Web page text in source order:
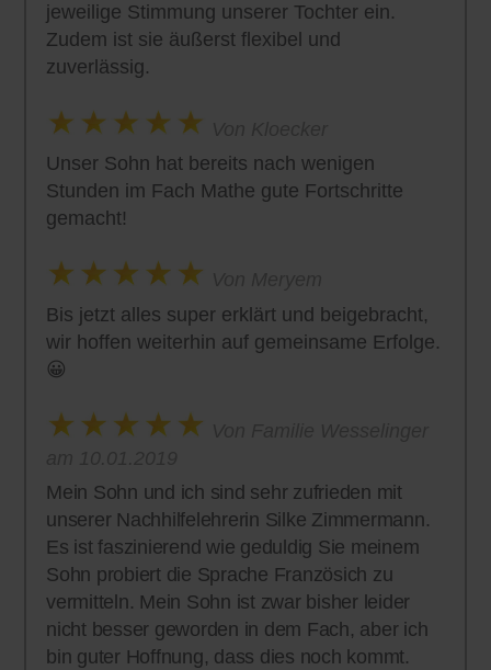
jeweilige Stimmung unserer Tochter ein.
Zudem ist sie äußerst flexibel und
zuverlässig.
Unser Sohn hat bereits nach wenigen
Stunden im Fach Mathe gute Fortschritte
gemacht!
Bis jetzt alles super erklärt und beigebracht,
wir hoffen weiterhin auf gemeinsame Erfolge.
😀
Mein Sohn und ich sind sehr zufrieden mit
unserer Nachhilfelehrerin Silke Zimmermann.
Es ist faszinierend wie geduldig Sie meinem
Sohn probiert die Sprache Französich zu
vermitteln. Mein Sohn ist zwar bisher leider
nicht besser geworden in dem Fach, aber ich
bin guter Hoffnung, dass dies noch kommt.